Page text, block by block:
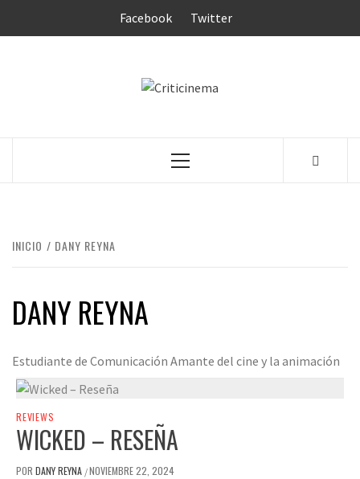
Facebook Twitter
Menú
INICIO DANY REYNA
DANY REYNA
Estudiante de Comunicación Amante del cine y la animación
REVIEWS
WICKED – RESEÑA
POR DANY REYNA /NOVIEMBRE 22, 2024